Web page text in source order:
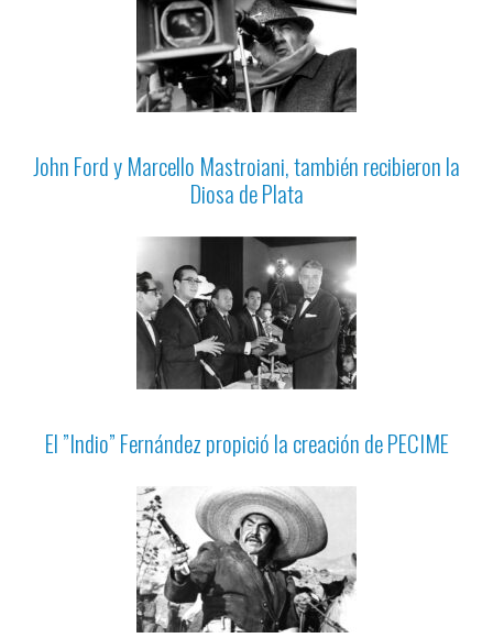
John Ford y Marcello Mastroiani, también recibieron la
Diosa de Plata
El ”Indio” Fernández propició la creación de PECIME